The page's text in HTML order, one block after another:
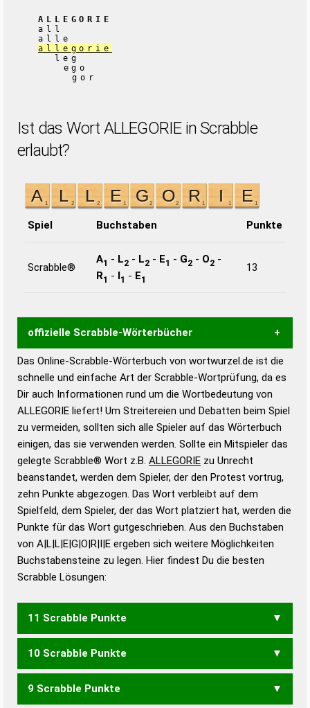
ALLEGORIE
all
alle
allegorie
leg
ego
gor
Ist das Wort ALLEGORIE in Scrabble
erlaubt?
Spiel Buchstaben Punkte
Scrabble®
A1 - L2 - L2 - E1 - G2 - O2 -
R1 - I1 - E1
13
offizielle Scrabble-Wörterbücher
Wortwurzel liefert mit Hilfe eines semantischen
Wortanalyse-Algorithmus gute Anhaltspunkte zu
Wortbedeutung, Worttrennung und Wortform, um die
Gültigkeit eines Wortes für das Scrabble-Spiel zu
bestimmen!
zugelassene Turnier Scrabble-
Wörterbücher sind:
Duden – Standardwerk in 12 Bänden
Duden – Richtiges und gutes
Deutsch
Duden – Die deutsche Grammatik
Duden – Deutsches
Das Online-Scrabble-Wörterbuch von wortwurzel.de ist die
schnelle und einfache Art der Scrabble-Wortprüfung, da es
Dir auch Informationen rund um die Wortbedeutung von
ALLEGORIE liefert! Um Streitereien und Debatten beim Spiel
zu vermeiden, sollten sich alle Spieler auf das Wörterbuch
einigen, das sie verwenden werden. Sollte ein Mitspieler das
gelegte Scrabble® Wort z.B. ALLEGORIE zu Unrecht
beanstandet, werden dem Spieler, der den Protest vortrug,
zehn Punkte abgezogen. Das Wort verbleibt auf dem
Spielfeld, dem Spieler, der das Wort platziert hat, werden die
Punkte für das Wort gutgeschrieben. Aus den Buchstaben
von A|L|L|E|G|O|R|I|E ergeben sich weitere Möglichkeiten
Buchstabensteine zu legen. Hier findest Du die besten
Scrabble Lösungen:
11 Scrabble Punkte
ALLEGRO GORILLA ROLLIGE
10 Scrabble Punkte
GROLLE ROLLIG GALLIER
9 Scrabble Punkte